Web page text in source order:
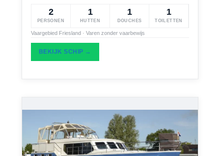
2
PERSONEN
1
HUTTEN
1
DOUCHES
1
TOILETTEN
Vaargebied Friesland · Varen zonder vaarbewijs
BEKIJK SCHIP →